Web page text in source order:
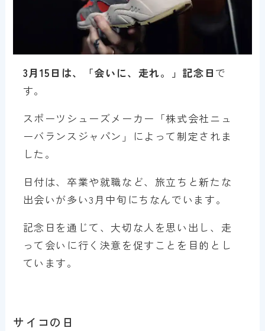
3月15日は、「会いに、走れ。」記念日 で
す。
スポーツシューズメーカー「株式会社ニュ
ーバランスジャパン」によって制定されま
した。
日付は、卒業や就職など、旅立ちと新たな
出会いが多い3月中旬にちなんでいます。
記念日を通じて、大切な人を思い出し、走
って会いに行く決意を促すことを目的とし
ています。
サイコの日